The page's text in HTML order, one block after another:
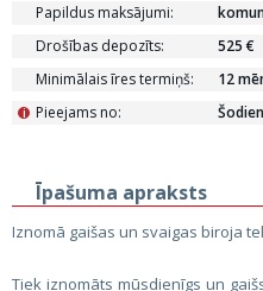
Papildus maksājumi:
Drošības depozīts:
525 €
Minimālais īres termiņš:
12
Pieejams no:
i
Īpašuma apraksts
Iznomā gaišas un svaigas biroja
Tiek iznomāts mūsdienīgs un